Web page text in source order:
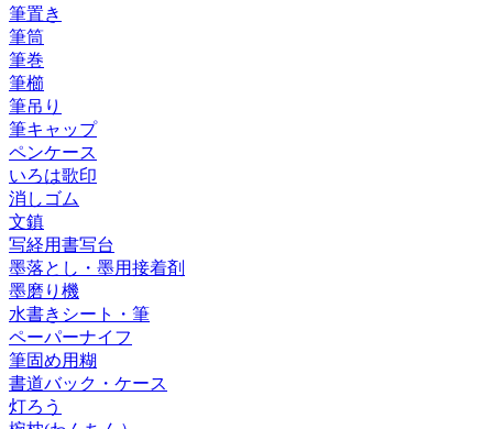
筆置き
筆筒
筆巻
筆櫛
筆吊り
筆キャップ
ペンケース
いろは歌印
消しゴム
文鎮
写経用書写台
墨落とし・墨用接着剤
墨磨り機
水書きシート・筆
ペーパーナイフ
筆固め用糊
書道バック・ケース
灯ろう